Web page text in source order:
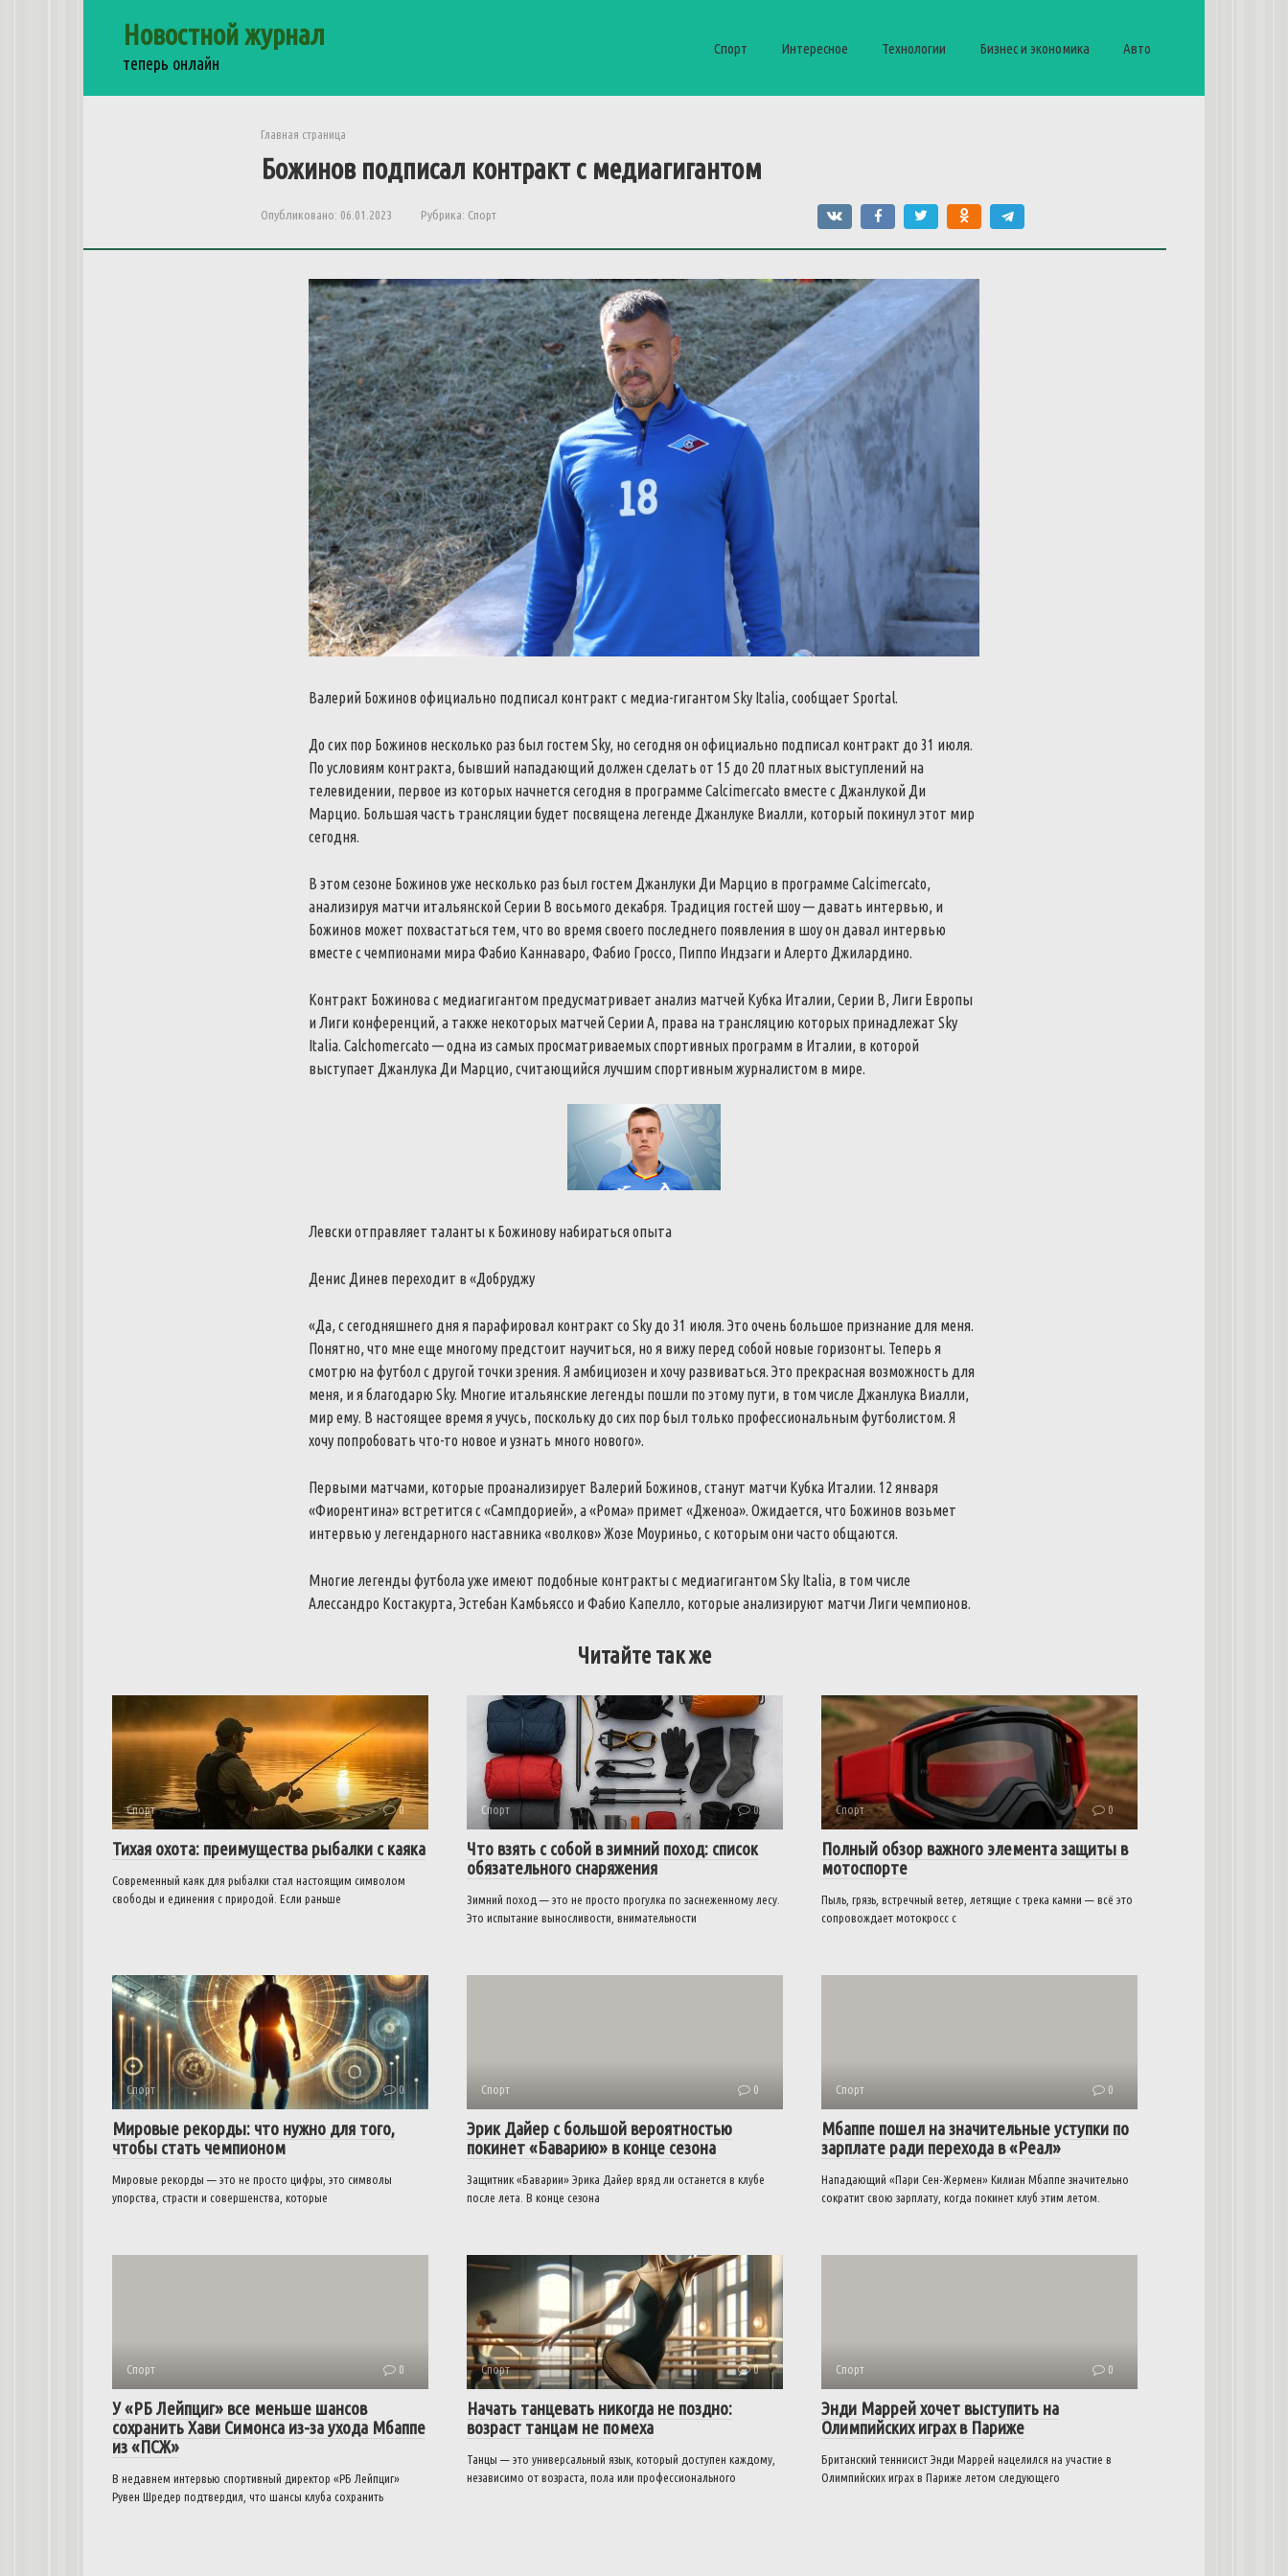
Новостной журнал
теперь онлайн
Спорт Интересное Технологии Бизнес и экономика Авто
Главная страница
Божинов подписал контракт с медиагигантом
Опубликовано: 06.01.2023 Рубрика: Спорт
Валерий Божинов официально подписал контракт с медиа-гигантом Sky Italia, сообщает Sportal.
До сих пор Божинов несколько раз был гостем Sky, но сегодня он официально подписал контракт до 31 июля.
По условиям контракта, бывший нападающий должен сделать от 15 до 20 платных выступлений на
телевидении, первое из которых начнется сегодня в программе Calcimercato вместе с Джанлукой Ди
Марцио. Большая часть трансляции будет посвящена легенде Джанлуке Виалли, который покинул этот мир
сегодня.
В этом сезоне Божинов уже несколько раз был гостем Джанлуки Ди Марцио в программе Calcimercato,
анализируя матчи итальянской Серии В восьмого декабря. Традиция гостей шоу — давать интервью, и
Божинов может похвастаться тем, что во время своего последнего появления в шоу он давал интервью
вместе с чемпионами мира Фабио Каннаваро, Фабио Гроссо, Пиппо Индзаги и Алерто Джилардино.
Контракт Божинова с медиагигантом предусматривает анализ матчей Кубка Италии, Серии В, Лиги Европы
и Лиги конференций, а также некоторых матчей Серии А, права на трансляцию которых принадлежат Sky
Italia. Calchomercato — одна из самых просматриваемых спортивных программ в Италии, в которой
выступает Джанлука Ди Марцио, считающийся лучшим спортивным журналистом в мире.
Левски отправляет таланты к Божинову набираться опыта
Денис Динев переходит в «Добруджу
«Да, с сегодняшнего дня я парафировал контракт со Sky до 31 июля. Это очень большое признание для меня.
Понятно, что мне еще многому предстоит научиться, но я вижу перед собой новые горизонты. Теперь я
смотрю на футбол с другой точки зрения. Я амбициозен и хочу развиваться. Это прекрасная возможность для
меня, и я благодарю Sky. Многие итальянские легенды пошли по этому пути, в том числе Джанлука Виалли,
мир ему. В настоящее время я учусь, поскольку до сих пор был только профессиональным футболистом. Я
хочу попробовать что-то новое и узнать много нового».
Первыми матчами, которые проанализирует Валерий Божинов, станут матчи Кубка Италии. 12 января
«Фиорентина» встретится с «Сампдорией», а «Рома» примет «Дженоа». Ожидается, что Божинов возьмет
интервью у легендарного наставника «волков» Жозе Моуриньо, с которым они часто общаются.
Многие легенды футбола уже имеют подобные контракты с медиагигантом Sky Italia, в том числе
Алессандро Костакурта, Эстебан Камбьяссо и Фабио Капелло, которые анализируют матчи Лиги чемпионов.
Читайте так же
Спорт 0
Тихая охота: преимущества рыбалки с каяка
Современный каяк для рыбалки стал настоящим символом
свободы и единения с природой. Если раньше
Спорт 0
Что взять с собой в зимний поход: список
обязательного снаряжения
Зимний поход — это не просто прогулка по заснеженному лесу.
Это испытание выносливости, внимательности
Спорт 0
Полный обзор важного элемента защиты в
мотоспорте
Пыль, грязь, встречный ветер, летящие с трека камни — всё это
сопровождает мотокросс с
Спорт 0
Мировые рекорды: что нужно для того,
чтобы стать чемпионом
Мировые рекорды — это не просто цифры, это символы
упорства, страсти и совершенства, которые
Спорт 0
Эрик Дайер с большой вероятностью
покинет «Баварию» в конце сезона
Защитник «Баварии» Эрика Дайер вряд ли останется в клубе
после лета. В конце сезона
Спорт 0
Мбаппе пошел на значительные уступки по
зарплате ради перехода в «Реал»
Нападающий «Пари Сен-Жермен» Килиан Мбаппе значительно
сократит свою зарплату, когда покинет клуб этим летом.
Спорт 0
У «РБ Лейпциг» все меньше шансов
сохранить Хави Симонса из-за ухода Мбаппе
из «ПСЖ»
В недавнем интервью спортивный директор «РБ Лейпциг»
Рувен Шредер подтвердил, что шансы клуба сохранить
Спорт 0
Начать танцевать никогда не поздно:
возраст танцам не помеха
Танцы — это универсальный язык, который доступен каждому,
независимо от возраста, пола или профессионального
Спорт 0
Энди Маррей хочет выступить на
Олимпийских играх в Париже
Британский теннисист Энди Маррей нацелился на участие в
Олимпийских играх в Париже летом следующего